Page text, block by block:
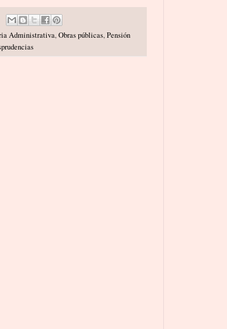
Administrativa,Obras públicas,Pensión